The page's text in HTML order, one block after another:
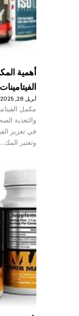
أهمية
الفيتامينات
أبريل 28, 2025
مكمل
والتغذية
في تعزيز
وتعتبر المك…